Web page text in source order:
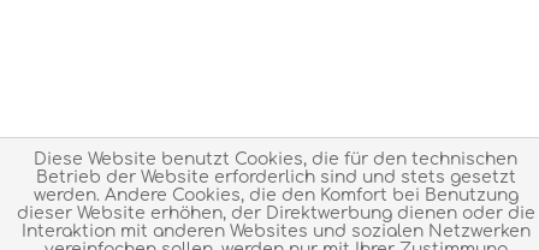
Diese Website benutzt Cookies, die für den technischen
Betrieb der Website erforderlich sind und stets gesetzt
werden. Andere Cookies, die den Komfort bei Benutzung
dieser Website erhöhen, der Direktwerbung dienen oder die
Interaktion mit anderen Websites und sozialen Netzwerken